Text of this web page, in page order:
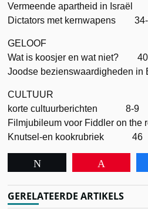
Vermeende apartheid in
Dictators met kernwapens
GELOOF
Wat is koosjer en wat niet?
Joodse bezienswaardigheden
CULTUUR
korte cultuurberichten 8-9
Filmjubileum voor Fiddler on
Knutsel-en kookrubriek 46
GERELATEERDE ARTIKELS